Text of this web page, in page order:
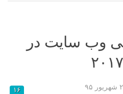
وب سایت در
۱۶